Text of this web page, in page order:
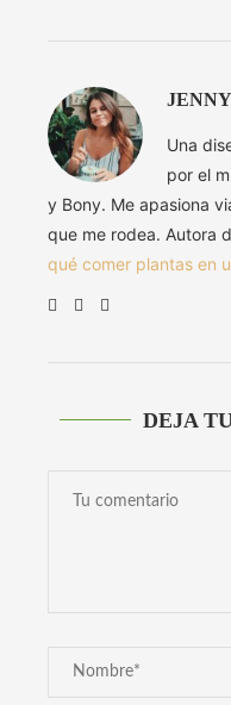
JENNY
Una
por el
y Bony. Me apasiona
que me rodea. Autora
qué comer plantas en
DEJA